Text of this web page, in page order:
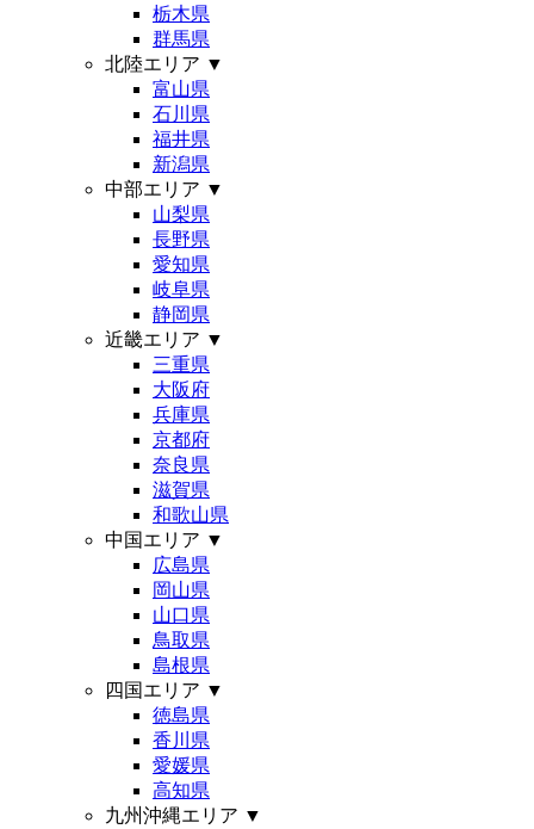
栃木県
群馬県
北陸エリア ▼
富山県
石川県
福井県
新潟県
中部エリア ▼
山梨県
長野県
愛知県
岐阜県
静岡県
近畿エリア ▼
三重県
大阪府
兵庫県
京都府
奈良県
滋賀県
和歌山県
中国エリア ▼
広島県
岡山県
山口県
鳥取県
島根県
四国エリア ▼
徳島県
香川県
愛媛県
高知県
九州沖縄エリア ▼